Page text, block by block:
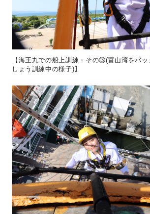
【海王丸での船上訓練・その③(富山湾をバ
しょう訓練中の様子)】